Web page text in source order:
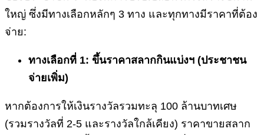
ใหญ่ ซึ่งมีทางเลือกหลักๆ 3 ทาง และทุกทางมีราคาที่ต้อง
จ่าย:
ทางเลือกที่ 1: ขึ้นราคาสลากกินแบ่งฯ (ประชาชน
จ่ายเพิ่ม)
หากต้องการให้เงินรางวัลรวมทะลุ 100 ล้านบาทเศษ
(รวมรางวัลที่ 2-5 และรางวัลใกล้เคียง) ราคาขายสลาก